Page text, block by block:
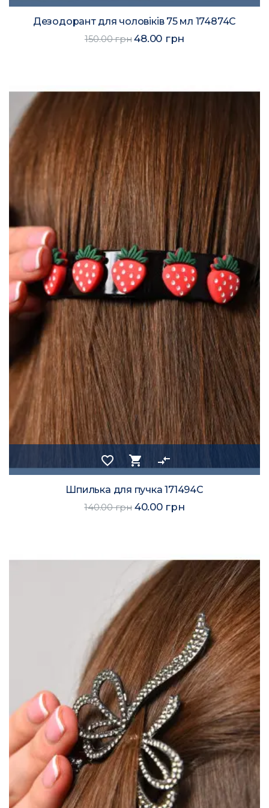
Дезодорант для чоловіків 75 мл 174874C
150.00 грн48.00 грн
favorite_border shopping_cart compare_arrows
Шпилька для пучка 171494C
140.00 грн 40.00 грн